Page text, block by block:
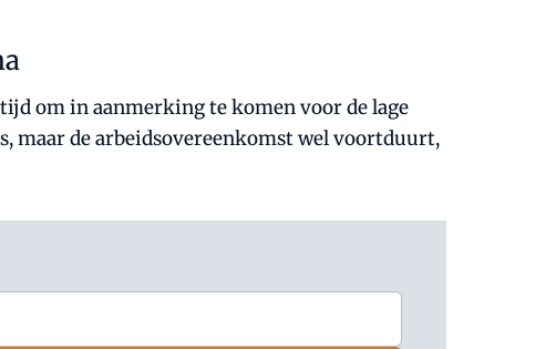
om in aanmerking te komen voor de lage
maar de arbeidsovereenkomst wel voortduurt,